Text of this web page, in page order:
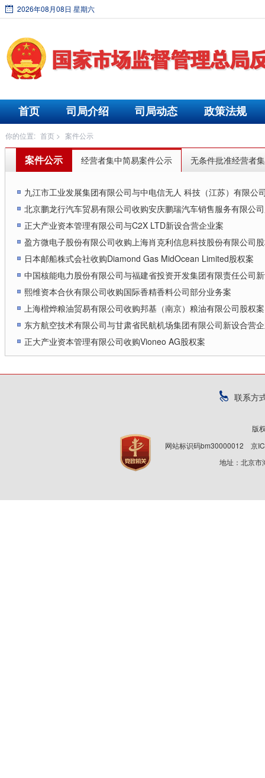
2026年08月08日 星期六
首页 司局介绍 司局动态 政策法规
你的位置: 首页 > 案件公示
案件公示 经营者集中简易案件公示 无条件批准经营者
九江市工业发展集团有限公司与中电信无人 科技（江苏）有限公
北京鹏龙行汽车贸易有限公司收购安庆鹏瑞汽车销售服务有限公
正大产业资本管理有限公司与C2X LTD新设合营企业案
盈方微电子股份有限公司收购上海肖克利信息科技股份有限公司
日本邮船株式会社收购Diamond Gas MidOcean Limited股权案
中国核能电力股份有限公司与福建省投资开发集团有限责任公司
熙维资本合伙有限公司收购国际香精香料公司部分业务案
上海楷烨粮油贸易有限公司收购邦基（南京）粮油有限公司股权案
东方航空技术有限公司与甘肃省民航机场集团有限公司新设合营
正大产业资本管理有限公司收购Vioneo AG股权案
联系方
版
网站标识码bm30000012 京
地址：北京